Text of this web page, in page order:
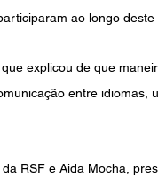
ao longo deste
explicou de que
entre idiomas,
RSF e Aida Mocha,